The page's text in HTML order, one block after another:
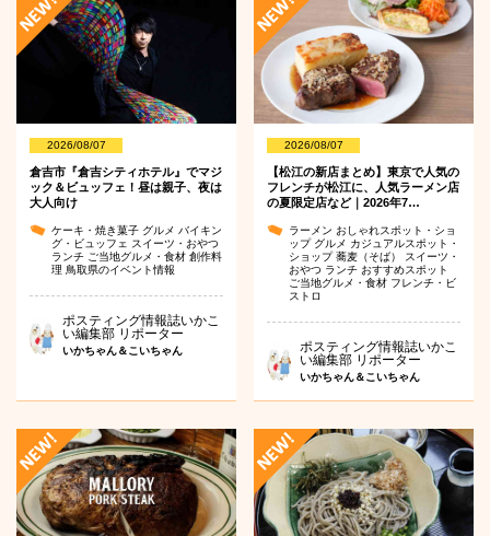
2026/08/07
倉吉市『倉吉シティホテル』でマジ
ック＆ビュッフェ！昼は親子、夜は
大人向け
ケーキ・焼き菓子 グルメ バイキン
グ・ビュッフェ スイーツ・おやつ
ランチ ご当地グルメ・食材 創作料
理 鳥取県のイベント情報
ポスティング情報誌いかこ
い編集部 リポーター
いかちゃん＆こいちゃん
2026/08/07
【松江の新店まとめ】東京で人気の
フレンチが松江に、人気ラーメン店
の夏限定店など｜2026年7…
ラーメン おしゃれスポット・ショ
ップ グルメ カジュアルスポット・
ショップ蕎麦（そば） スイーツ・
おやつ ランチ おすすめスポット
ご当地グルメ・食材 フレンチ・ビ
ストロ
ポスティング情報誌いかこ
い編集部 リポーター
いかちゃん＆こいちゃん